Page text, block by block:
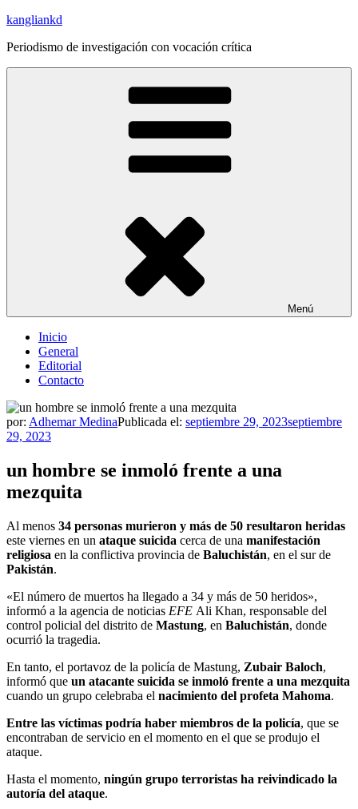
Saltar
contenido
kangliankd
Periodismo de investigación con vocación crítica
Menú
Inicio
General
Editorial
Contacto
por: Adhemar MedinaPublicada el: septiembre 29, 2023septiembre
29, 2023
un hombre se inmoló frente a una
mezquita
Al menos 34 personas murieron y más de 50 resultaron heridas
este viernes en un ataque suicida cerca de una manifestación
religiosa en la conflictiva provincia de Baluchistán, en el sur de
Pakistán.
«El número de muertos ha llegado a 34 y más de 50 heridos»,
informó a la agencia de noticias EFE Ali Khan, responsable del
control policial del distrito de Mastung, en Baluchistán, donde
ocurrió la tragedia.
En tanto, el portavoz de la policía de Mastung, Zubair Baloch,
informó que un atacante suicida se inmoló frente a una mezquita
cuando un grupo celebraba el nacimiento del profeta Mahoma.
Entre las víctimas podría haber miembros de la policía, que se
encontraban de servicio en el momento en el que se produjo el
ataque.
Hasta el momento, ningún grupo terroristas ha reivindicado la
autoría del ataque.